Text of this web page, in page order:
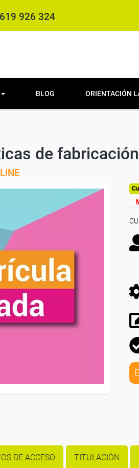
619 926 324
BLOG ORIENTACIÓN
de
DE ACCESO TITULACIÓN